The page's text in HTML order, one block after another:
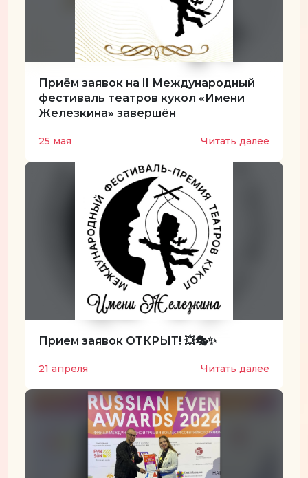
Приём заявок на II Международный
фестиваль театров кукол «Имени
Железкина» завершён
25 мая Читать далее
Прием заявок ОТКРЫТ! 💥🎭✨
21 апреля Читать далее